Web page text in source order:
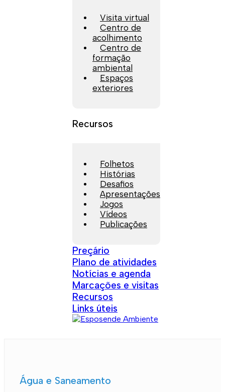
Visita virtual
Centro de
acolhimento
Centro de
formação
ambiental
Espaços
exteriores
Recursos
Folhetos
Histórias
Desafios
Apresentações
Jogos
Vídeos
Publicações
Preçário
Plano de atividades
Notícias e agenda
Marcações e visitas
Recursos
Links úteis
Água e Saneamento